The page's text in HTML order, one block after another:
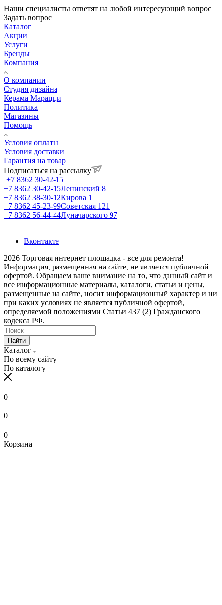
Наши специалисты ответят на любой интересующий вопрос
Задать вопрос
Каталог
Акции
Услуги
Бренды
Компания
О компании
Студия дизайна
Керама Марацци
Политика
Магазины
Помощь
Условия оплаты
Условия доставки
Гарантия на товар
Подписаться на рассылку
+7 8362 30-42-15
+7 8362 30-42-15Ленинский 8
+7 8362 38-30-12Кирова 1
+7 8362 45-23-99Советская 121
+7 8362 56-44-44Луначарского 97
Вконтакте
2026 Торговая интернет площадка - все для ремонта!
Информация, размещенная на сайте, не является публичной
офертой. Обращаем ваше внимание на то, что данный сайт и
все информационные материалы, каталоги, статьи и цены,
размещенные на сайте, носит информационный характер и ни
при каких условиях не является публичной офертой,
определяемой положениями Статьи 437 (2) Гражданского
кодекса РФ.
Найти
Каталог
По всему сайту
По каталогу
0
0
0
Корзина